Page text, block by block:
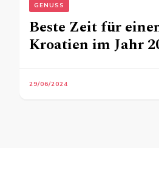
GENUSS
Beste Zeit für
Kroatien im Jahr
29/06/2024